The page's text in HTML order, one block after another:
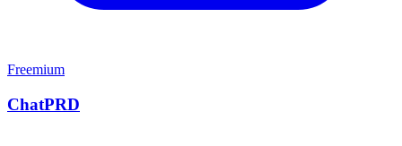
Freemium
ChatPRD